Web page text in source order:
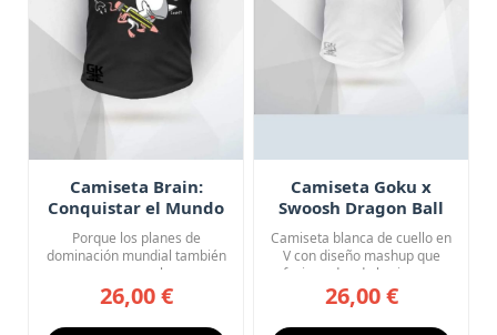
Camiseta Brain:
Conquistar el Mundo
es el Plan
Porque los planes de
dominación mundial también
merecen una buena
camiseta. B...
26,00 €
Camiseta Goku x
Swoosh Dragon Ball
Street Collab
Camiseta blanca de cuello en
V con diseño mashup que
fusiona dos de los icono...
26,00 €